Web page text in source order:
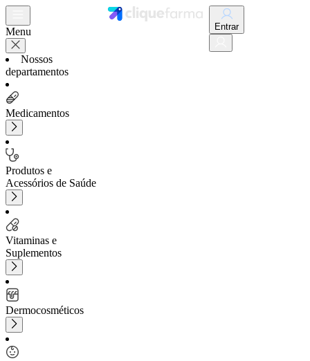
Menu
Nossos
departamentos
Medicamentos
Produtos e
Acessórios de Saúde
Vitaminas e
Suplementos
Dermocosméticos
Entrar